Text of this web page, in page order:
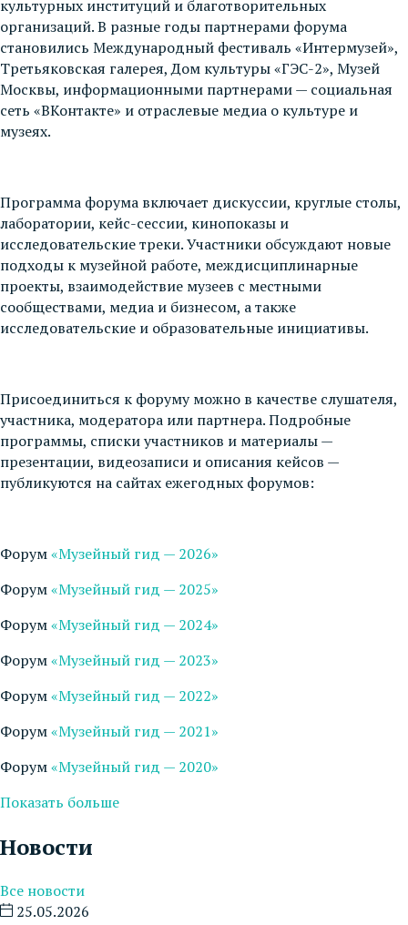
культурных институций и благотворительных
организаций. В разные годы партнерами форума
становились Международный фестиваль «Интермузей»,
Третьяковская галерея, Дом культуры «ГЭС-2», Музей
Москвы, информационными партнерами — социальная
сеть «ВКонтакте» и отраслевые медиа о культуре и
музеях.
Программа форума включает дискуссии, круглые столы,
лаборатории, кейс-сессии, кинопоказы и
исследовательские треки. Участники обсуждают новые
подходы к музейной работе, междисциплинарные
проекты, взаимодействие музеев с местными
сообществами, медиа и бизнесом, а также
исследовательские и образовательные инициативы.
Присоединиться к форуму можно в качестве слушателя,
участника, модератора или партнера. Подробные
программы, списки участников и материалы —
презентации, видеозаписи и описания кейсов —
публикуются на сайтах ежегодных форумов:
Форум«Музейный гид — 2026»
Форум«Музейный гид — 2025»
Форум«Музейный гид — 2024»
Форум«Музейный гид — 2023»
Форум«Музейный гид — 2022»
Форум«Музейный гид — 2021»
Форум«Музейный гид — 2020»
Показать больше
Новости
Все новости
25.05.2026